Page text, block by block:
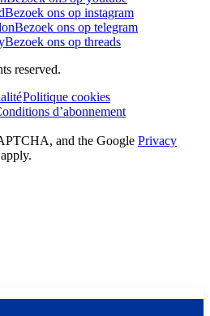
Bezoek ons op instagram
Bezoek ons op telegram
Bezoek ons op threads
reserved.
Politique cookies
d’abonnement
and the Google Privacy
apply.